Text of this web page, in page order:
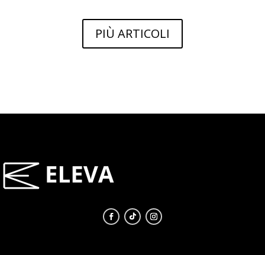
PIÙ ARTICOLI